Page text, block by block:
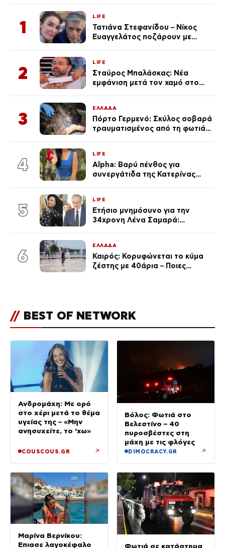
1
LIFE
Τατιάνα Στεφανίδου – Νίκος
Ευαγγελάτος ποζάρουν με
2
LIFE
Σταύρος Μπαλάσκας: Νέα
εμφάνιση μετά τον χαμό στο
3
ΕΛΛΑΔΑ
Πόρτο Γερμενό: Σκύλος σοβαρά
τραυματισμένος από τη φωτιά
4
LIFE
Alpha: Βαρύ πένθος για
συνεργάτιδα της Κατερίνας
του Θεού»
5
LIFE
Ετήσιο μνημόσυνο για την
34χρονη Λένα Σαμαρά:
6
ΕΛΛΑΔΑ
Καιρός: Κορυφώνεται το κύμα
ζέστης με 40άρια – Ποιες
// BEST OF NETWORK
Ανδρομάχη: Με ορό
στο χέρι μετά το θέμα
υγείας της – «Μην
ανησυχείτε, το ‘χω»
COUSCOUS.GR ↗
Βόλος: Φωτιά στο
Βελεστίνο – 40
πυροσβέστες στη
μάχη με τις φλόγες
DIMOCRACY.GR ↗
Μαρίνα Βερνίκου:
Έπιασε λαγοκέφαλο
Φωτιά σε κατάστημα